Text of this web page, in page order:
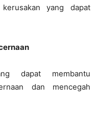
yang dapat
dapat membantu
dan mencegah